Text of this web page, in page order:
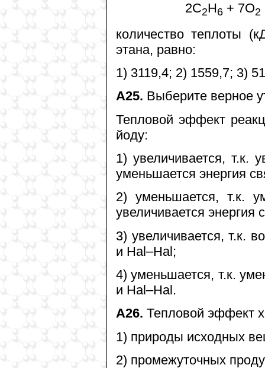
2C2H6 + 7O2
количество теплоты
этана, равно:
1) 3119,4; 2) 1559,7; 3)
А25. Выберите верное
Тепловой эффект
йоду:
1) увеличивается, т.к.
уменьшается энергия
2) уменьшается, т.к.
увеличивается энергия
3) увеличивается, т.к.
и Hal–Hal;
4) уменьшается, т.к.
и Hal–Hal.
A26. Тепловой эффект
1) природы исходных
2) промежуточных